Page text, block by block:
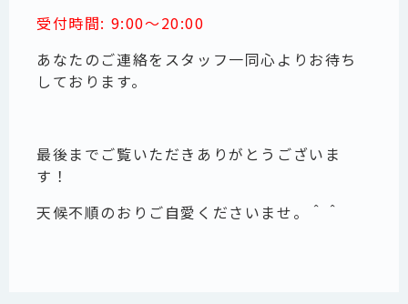
受付時間: 9:00～20:00
あなたのご連絡をスタッフ一同心よりお待ち
しております。
最後までご覧いただきありがとうございま
す！
天候不順のおりご自愛くださいませ。＾＾